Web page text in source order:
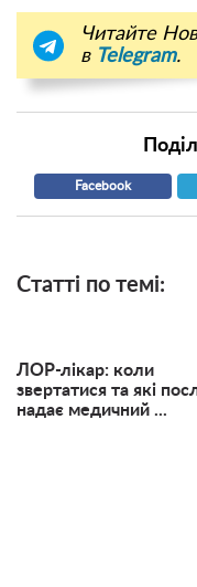
Читайте
в Telegram.
Facebook
Статті по темі:
ЛОР-лікар: коли
звертатися та які
надає медичний ...